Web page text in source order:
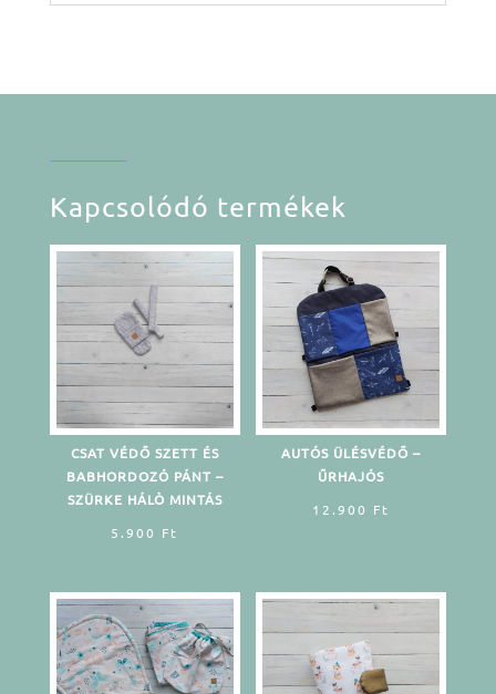
Kapcsolódó termékek
CSAT VÉDŐ SZETT ÉS
BABHORDOZÓ PÁNT –
SZÜRKE HÁLÒ MINTÁS
5.900 Ft
AUTÓS ÜLÉSVÉDŐ –
ŰRHAJÓS
12.900 Ft